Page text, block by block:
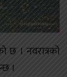
छ । नवरात्रको
।